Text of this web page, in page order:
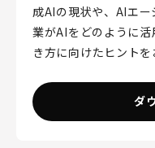
成AIの現状や、AIエ
業がAIをどのように
き方に向けたヒントを
ダ